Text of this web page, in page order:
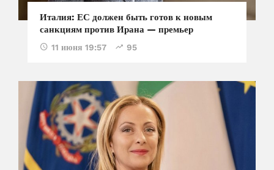
Италия: ЕС должен быть готов к новым
санкциям против Ирана — премьер
11 июня 19:57 95